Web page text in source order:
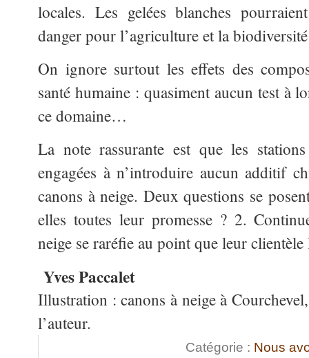
locales. Les gelées blanches
danger pour l’agriculture et la
On ignore surtout les effets des
santé humaine : quasiment aucun test à
ce domaine…
La note rassurante est que les
engagées à n’introduire aucun additif
canons à neige. Deux questions se
elles toutes leur promesse ? 2.
neige se raréfie au point que leur clientèle
Yves Paccalet
Illustration : canons à neige à
l’auteur.
Catégorie : Nous